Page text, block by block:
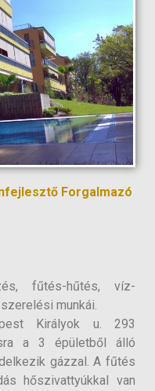
Forgalmazó
fűtés-hűtés, víz-
munkái.
Királyok u. 293
a 3 épületből álló
gázzal. A fűtés
hőszivattyúkkal van